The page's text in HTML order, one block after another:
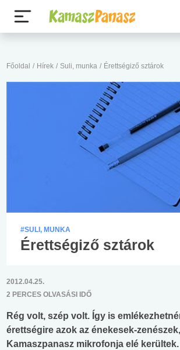
Főoldal / Hírek / Suli, munka / Érettségiző sztárok
#SULI, MUNKA
Érettségiző sztárok
2012.04.25.
2 PERCES OLVASÁSI IDŐ
Rég volt, szép volt. Így is
érettségire azok az énekesek-
Kamaszpanasz mikrofonja elé